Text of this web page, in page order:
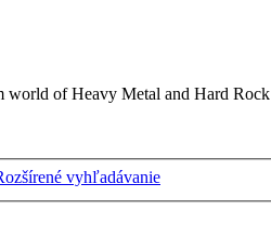
world of Heavy Metal and Hard Rock
vyhľadávanie